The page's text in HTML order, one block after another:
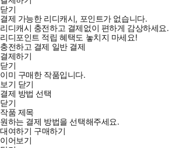
닫기
결제 가능한 리디캐시, 포인트가 없습니다.
리디캐시 충전하고 결제없이 편하게 감상하세요.
리디포인트 적립 혜택도 놓치지 마세요!
충전하고 결제 일반 결제
결제하기
닫기
이미 구매한 작품입니다.
보기 닫기
결제 방법 선택
닫기
작품 제목
원하는 결제 방법을 선택해주세요.
대여하기 구매하기
이어보기